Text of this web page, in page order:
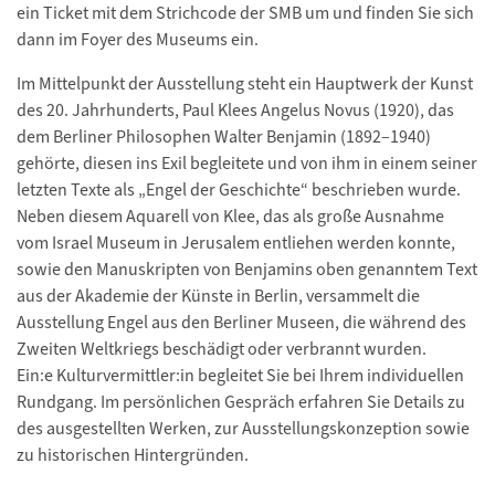
ein Ticket mit dem Strichcode der SMB um und finden Sie sich
dann im Foyer des Museums ein.
Im Mittelpunkt der Ausstellung steht ein Hauptwerk der Kunst
des 20. Jahrhunderts, Paul Klees Angelus Novus (1920), das
dem Berliner Philosophen Walter Benjamin (1892–1940)
gehörte, diesen ins Exil begleitete und von ihm in einem seiner
letzten Texte als „Engel der Geschichte“ beschrieben wurde.
Neben diesem Aquarell von Klee, das als große Ausnahme
vom Israel Museum in Jerusalem entliehen werden konnte,
sowie den Manuskripten von Benjamins oben genanntem Text
aus der Akademie der Künste in Berlin, versammelt die
Ausstellung Engel aus den Berliner Museen, die während des
Zweiten Weltkriegs beschädigt oder verbrannt wurden.
Ein:e Kulturvermittler:in begleitet Sie bei Ihrem individuellen
Rundgang. Im persönlichen Gespräch erfahren Sie Details zu
des ausgestellten Werken, zur Ausstellungskonzeption sowie
zu historischen Hintergründen.